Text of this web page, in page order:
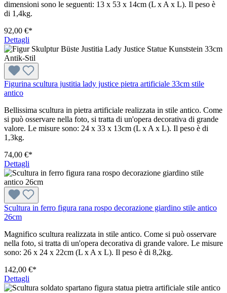
dimensioni sono le seguenti: 13 x 53 x 14cm (L x A x L). Il peso è
di 1,4kg.
92,00 €*
Dettagli
Figurina scultura justitia lady justice pietra artificiale 33cm stile
antico
Bellissima scultura in pietra artificiale realizzata in stile antico. Come
si può osservare nella foto, si tratta di un'opera decorativa di grande
valore. Le misure sono: 24 x 33 x 13cm (L x A x L). Il peso è di
1,3kg.
74,00 €*
Dettagli
Scultura in ferro figura rana rospo decorazione giardino stile antico
26cm
Magnifico scultura realizzata in stile antico. Come si può osservare
nella foto, si tratta di un'opera decorativa di grande valore. Le misure
sono: 26 x 24 x 22cm (L x A x L). Il peso è di 8,2kg.
142,00 €*
Dettagli